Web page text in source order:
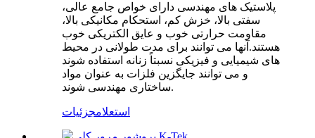
پلاستیک های مهندسی دارای خواص جامع عالی،
سفتی بالا، خزش کم، استحکام مکانیکی بالا،
مقاومت حرارتی خوب و عایق الکتریکی خوب
هستند.آنها می توانند برای مدت طولانی در محیط
های شیمیایی و فیزیکی نسبتاً زنانه استفاده شوند
و می توانند جایگزین فلزات به عنوان مواد
ساختاری مهندسی شوند.
استعلامجزئیات